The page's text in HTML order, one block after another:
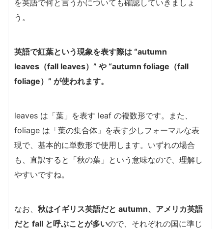
を英語で何と言うかについても確認していきましょ
う。
英語で紅葉という現象を表す際は “autumn
leaves（fall leaves）” や “autumn foliage（fall
foliage）” が使われます。
leaves は「葉」を表す leaf の複数形です。また、
foliage は「葉の集合体」を表す少しフォーマルな表
現で、基本的に単数形で使用します。いずれの場合
も、直訳すると「秋の葉」という意味なので、理解し
やすいですね。
なお、 秋はイギリス英語だと autumn、アメリカ英語
だと fall と呼ぶことが多いので、それぞれの国に準じ